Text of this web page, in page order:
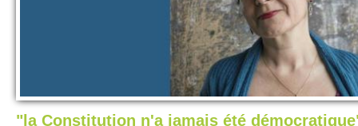
"la Constitution n'a jamais été